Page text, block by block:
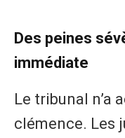
Des peines
immédiate
Le tribunal n’a
clémence. Les